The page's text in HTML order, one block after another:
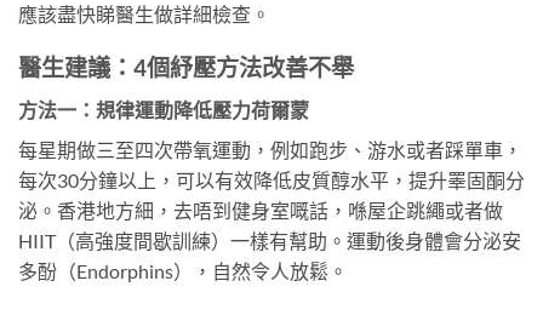
應該盡快睇醫生做詳細檢查。
醫生建議：4個紓壓方法改善不舉
方法一：規律運動降低壓力荷爾蒙
每星期做三至四次帶氧運動，例如跑步、游水或者踩單車，
每次30分鐘以上，可以有效降低皮質醇水平，提升睪固酮分
泌。香港地方細，去唔到健身室嘅話，喺屋企跳繩或者做
HIIT（高強度間歇訓練）一樣有幫助。運動後身體會分泌安
多酚（Endorphins），自然令人放鬆。